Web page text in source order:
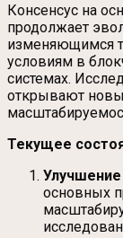
Консенсус на
продолжает
изменяющимся
условиям в
системах.
открывают
Текущее
основных